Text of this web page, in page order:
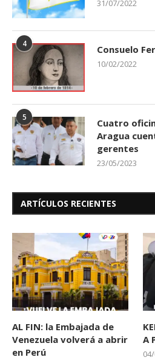
31/07/2022
4 Consuelo
10/02/2022
5
Cuatro
Aragua
gerentes
23/05/2023
ARTÍCULOS RECIENTES
AL FIN: la Embajada de
Venezuela volverá a abrir
en Perú
A